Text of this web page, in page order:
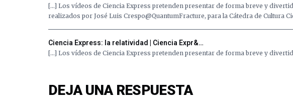
[…] Los vídeos de Ciencia Express pretenden presentar de forma breve y
realizados por José Luis Crespo@QuantumFracture, para la Cátedra de Cultura
Ciencia Express: la relatividad | Ciencia Expr&…
[…] Los vídeos de Ciencia Express pretenden presentar de forma breve y
DEJA UNA RESPUESTA